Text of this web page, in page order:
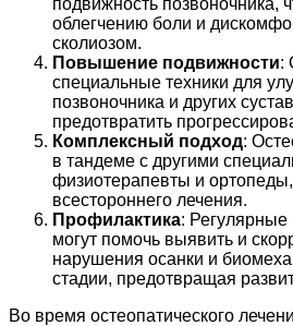
облегчению боли и
сколиозом.
Повышение подвижности:
специальные техники для
позвоночника и других
предотвратить
Комплексный подход:
в тандеме с другими
физиотерапевты и
всестороннего лечения.
Профилактика: Регулярные
могут помочь выявить и
нарушения осанки и
стадии, предотвращая
Во время остеопатического